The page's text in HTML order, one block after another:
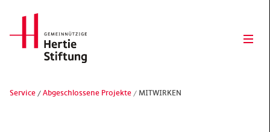
Hertie Stiftung Logo
Service Abgeschlossene Projekte MITWIRKEN